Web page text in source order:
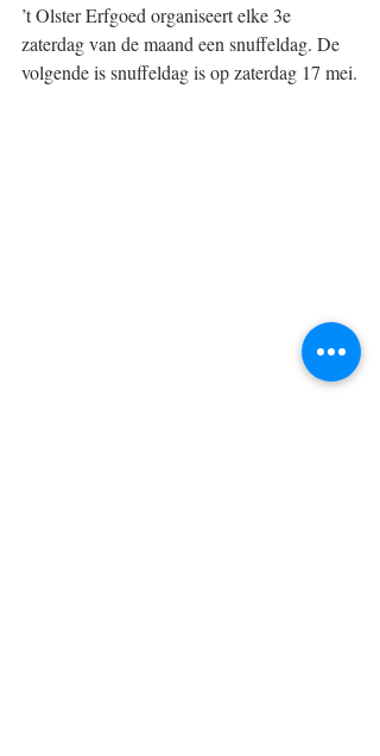
’t Olster Erfgoed organiseert elke 3e
zaterdag van de maand een snuffeldag. De
volgende is snuffeldag is op zaterdag 17 mei.